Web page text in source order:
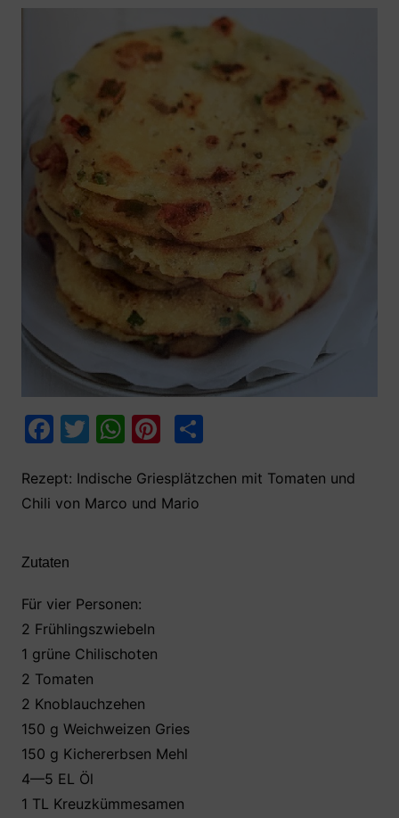
F
c
e
o
o
k
T
itt
er
W
at
s
p
Pi
er
e
T
le
Rezept: Indische Griesplätzchen mit Tomaten und
Chili von Marco und Mario
Zutaten
Für vier Personen:
2 Frühlingszwiebeln
1 grüne Chilischoten
2 Tomaten
2 Knoblauchzehen
150 g Weichweizen Gries
150 g Kichererbsen Mehl
4—5 EL Öl
1 TL Kreuzkümmesamen